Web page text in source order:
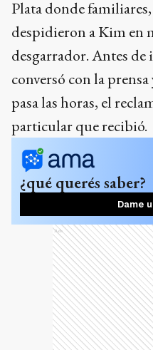
Plata donde
despidieron a Kim en
desgarrador. Antes de
conversó con la
pasa las horas, el
particular que recibió.
¿qué querés saber?
Dame
Ads